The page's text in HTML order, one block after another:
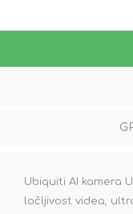
Ubiquiti AI kamera
ločljivost videa,